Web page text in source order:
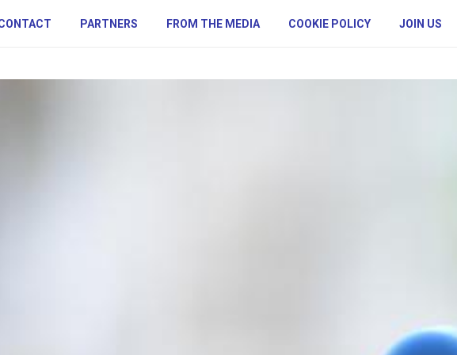
PARTNERS FROM THE MEDIA COOKIE POLICY JOIN US